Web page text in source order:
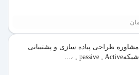
مشاوره طراحی پیاده سازی و پشتیبانی
شبکهpassive , Active , ،...